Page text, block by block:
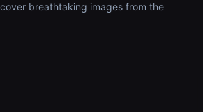
breathtaking images from the